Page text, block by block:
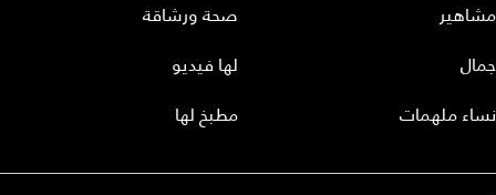
مشاهير
جمال
نساء ملهمات
صحة ورشاقة
لها فيديو
مطبخ لها